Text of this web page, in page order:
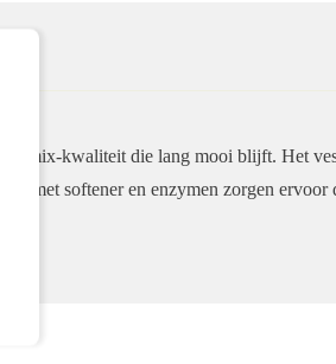
mix-kwaliteit die lang mooi blijft. Het
met softener en enzymen zorgen